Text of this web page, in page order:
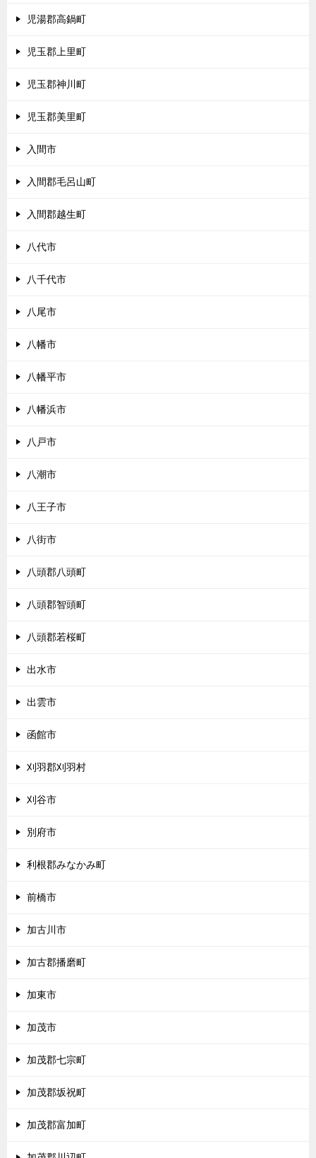
児湯郡高鍋町
児玉郡上里町
児玉郡神川町
児玉郡美里町
入間市
入間郡毛呂山町
入間郡越生町
八代市
八千代市
八尾市
八幡市
八幡平市
八幡浜市
八戸市
八潮市
八王子市
八街市
八頭郡八頭町
八頭郡智頭町
八頭郡若桜町
出水市
出雲市
函館市
刈羽郡刈羽村
刈谷市
別府市
利根郡みなかみ町
前橋市
加古川市
加古郡播磨町
加東市
加茂市
加茂郡七宗町
加茂郡坂祝町
加茂郡富加町